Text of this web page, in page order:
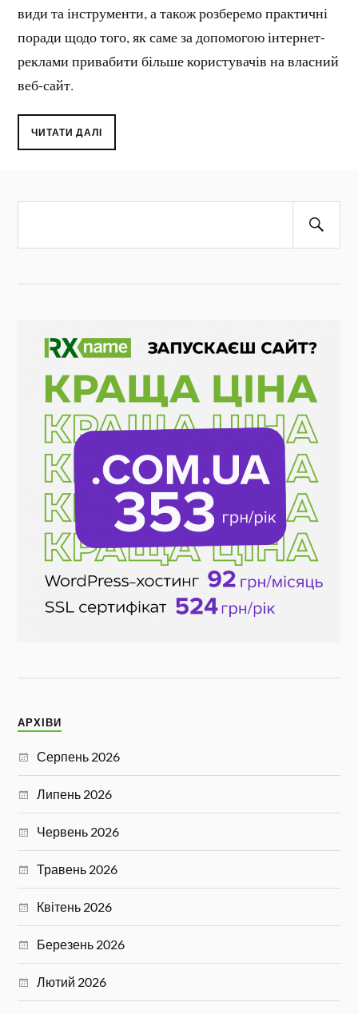
види та інструменти, а також розберемо практичні
поради щодо того, як саме за допомогою інтернет-
реклами привабити більше користувачів на власний
веб-сайт.
ЧИТАТИ ДАЛІ
АРХІВИ
Серпень 2026
Липень 2026
Червень 2026
Травень 2026
Квітень 2026
Березень 2026
Лютий 2026